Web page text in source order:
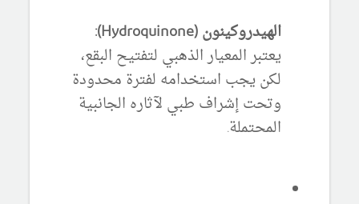
الهيدروكينون (Hydroquinone):
يعتبر المعيار الذهبي لتفتيح البقع،
لكن يجب استخدامه لفترة محدودة
وتحت إشراف طبي لآثاره الجانبية
المحتملة.